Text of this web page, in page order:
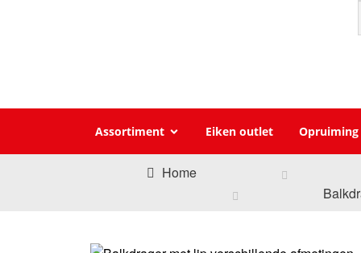
Assortiment Eiken outlet Opruiming
Home